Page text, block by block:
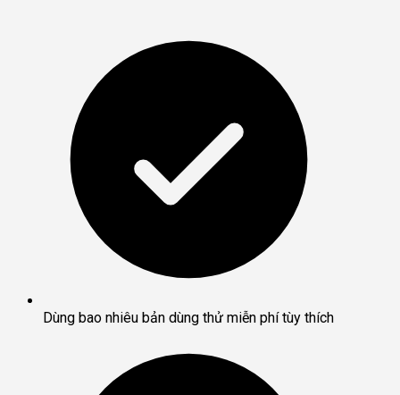
Dùng bao nhiêu bản dùng thử miễn phí tùy thích